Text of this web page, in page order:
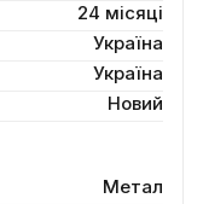
24 місяці
Україна
Україна
Новий
Метал